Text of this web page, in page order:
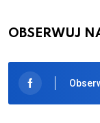
OBSERWUJ